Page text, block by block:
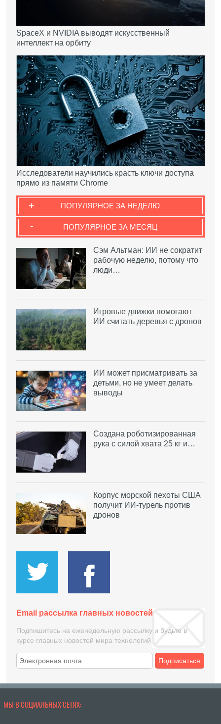
SpaceX и NVIDIA выводят искусственный
интеллект на орбиту
Исследователи научились красть ключи доступа
прямо из памяти Chrome
ПОПУЛЯРНОЕ ЗА НЕДЕЛЮ
+
ПОПУЛЯРНОЕ ЗА МЕСЯЦ
-
Сэм Альтман: ИИ не сократит
рабочую неделю, потому что
люди…
Игровые движки помогают
ИИ считать деревья с дронов
ИИ может присматривать за
детьми, но не умеет делать
выводы
Создана роботизированная
рука с силой хвата 25 кг и…
Корпус морской пехоты США
получит ИИ-турель против
дронов
Email рассылка главных новостей
Подпишитесь на еженедельную рассылку и будьте в
курсе главных новостей мира технологий
Подписаться
МЫ В СОЦИАЛЬНЫХ СЕТЯХ: